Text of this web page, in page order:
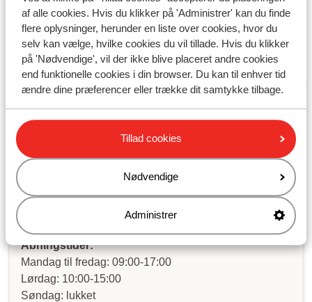
af alle cookies. Hvis du klikker på 'Administrer' kan du finde
flere oplysninger, herunder en liste over cookies, hvor du
selv kan vælge, hvilke cookies du vil tillade. Hvis du klikker
på 'Nødvendige', vil der ikke blive placeret andre cookies
end funktionelle cookies i din browser. Du kan til enhver tid
ændre dine præferencer eller trække dit samtykke tilbage.
Tillad cookies
Nødvendige
Administrer
Har du fundet svaret?
Skriv til os på WhatsApp!
Send os en besked på WhatsApp til telefonnummer
. Du kan også ringe til os på det samme
nummer. Vi har meget travlt lige nu, og du kan derfor
Åbningstider:
Mandag til fredag: 09:00-17:00
Lørdag: 10:00-15:00
Søndag: lukket